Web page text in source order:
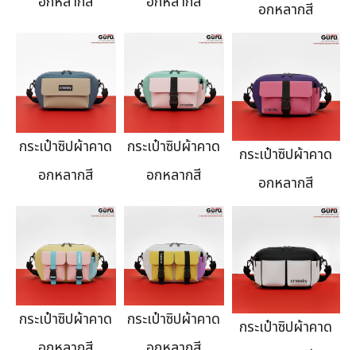
อกหลากสี
กระเป๋าซิปผ้าคาด
อกหลากสี
กระเป๋าซิปผ้าคาด
อกหลากสี
กระเป๋าซิปผ้าคาด
อกหลากสี
กระเป๋าซิปผ้าคาด
กระเป๋าซิปผ้าคาด
กระเป๋าซิปผ้าคาด